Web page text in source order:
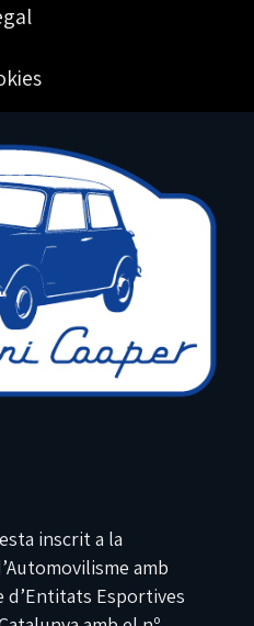
inscrit a la
amb
d’Entitats Esportives